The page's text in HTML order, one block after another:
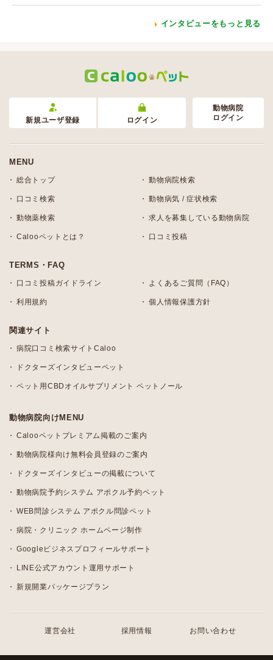
インタビューをもっと見る
新規ユーザ登録 ログイン
動物病院
ログイン
MENU
総合トップ 動物病院検索
口コミ検索 動物病気 / 症状検索
動物薬検索 求人を募集している動物病院
Calooペットとは？ 口コミ投稿
TERMS・FAQ
口コミ投稿ガイドライン よくあるご質問（FAQ）
利用規約 個人情報保護方針
関連サイト
病院口コミ検索サイトCaloo
ドクターズインタビューペット
ペット用CBDオイルサプリメント ペットノール
動物病院向けMENU
Calooペットプレミアム掲載のご案内
動物病院様向け無料会員登録のご案内
ドクターズインタビューの掲載について
動物病院予約システム アポクル予約ペット
WEB問診システム アポクル問診ペット
病院・クリニック ホームページ制作
Googleビジネスプロフィールサポート
LINE公式アカウント運用サポート
新規開業パッケージプラン
運営会社 採用情報 お問い合わせ